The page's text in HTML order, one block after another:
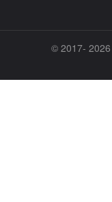
© 2017- 2026
ZSITE